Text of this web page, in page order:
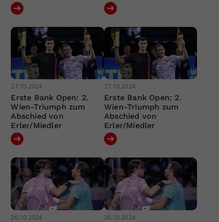
27.10.2024
Erste Bank Open: 2.
Wien-Triumph zum
Abschied von
Erler/Miedler
27.10.2024
Erste Bank Open: 2.
Wien-Triumph zum
Abschied von
Erler/Miedler
26.10.2024 26.10.2024